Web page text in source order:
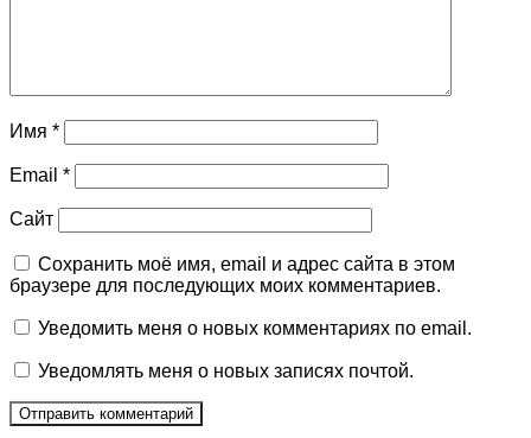
Имя *
Email *
Сайт
Сохранить моё имя, email и адрес сайта в этом
браузере для последующих моих комментариев.
Уведомить меня о новых комментариях по email.
Уведомлять меня о новых записях почтой.